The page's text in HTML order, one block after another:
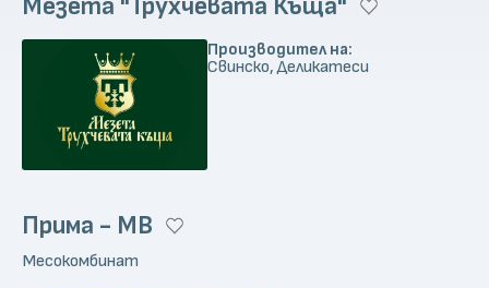
Мезета "Трухчевата Къща"
Производител на:
Свинско, Деликатеси
Прима - МВ
Месокомбинат